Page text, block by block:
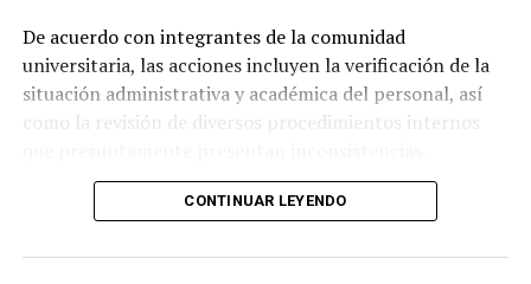
De acuerdo con integrantes de la comunidad
universitaria, las acciones incluyen la verificación de la
situación administrativa y académica del personal, así
como la revisión de diversos procedimientos internos
Entre los aspectos que son objeto de análisis se
simultáneas en distintos centros de estudio, la
CONTINUAR LEYENDO